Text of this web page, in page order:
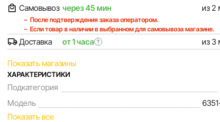
Самовывоз через 45 мин из 2
После подтверждения заказа оператором.
Если товар в наличии в выбранном для самовывоза магазине.
Доставка от 1 часа ? из 3
Показать магазины
ХАРАКТЕРИСТИКИ
Подкатегория
Модель
Показать все